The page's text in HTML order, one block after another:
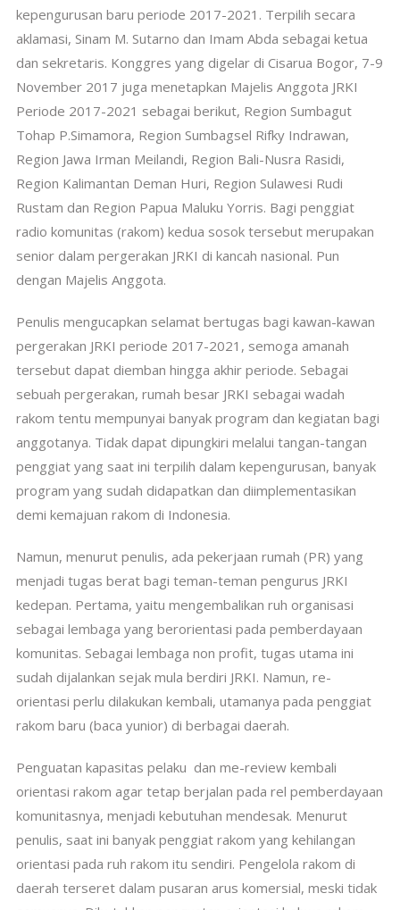
kepengurusan baru periode 2017-2021. Terpilih secara
aklamasi, Sinam M. Sutarno dan Imam Abda sebagai ketua
dan sekretaris. Konggres yang digelar di Cisarua Bogor, 7-9
November 2017 juga menetapkan Majelis Anggota JRKI
Periode 2017-2021 sebagai berikut, Region Sumbagut
Tohap P.Simamora, Region Sumbagsel Rifky Indrawan,
Region Jawa Irman Meilandi, Region Bali-Nusra Rasidi,
Region Kalimantan Deman Huri, Region Sulawesi Rudi
Rustam dan Region Papua Maluku Yorris. Bagi penggiat
radio komunitas (rakom) kedua sosok tersebut merupakan
senior dalam pergerakan JRKI di kancah nasional. Pun
dengan Majelis Anggota.
Penulis mengucapkan selamat bertugas bagi kawan-kawan
pergerakan JRKI periode 2017-2021, semoga amanah
tersebut dapat diemban hingga akhir periode. Sebagai
sebuah pergerakan, rumah besar JRKI sebagai wadah
rakom tentu mempunyai banyak program dan kegiatan bagi
anggotanya. Tidak dapat dipungkiri melalui tangan-tangan
penggiat yang saat ini terpilih dalam kepengurusan, banyak
program yang sudah didapatkan dan diimplementasikan
demi kemajuan rakom di Indonesia.
Namun, menurut penulis, ada pekerjaan rumah (PR) yang
menjadi tugas berat bagi teman-teman pengurus JRKI
kedepan. Pertama, yaitu mengembalikan ruh organisasi
sebagai lembaga yang berorientasi pada pemberdayaan
komunitas. Sebagai lembaga non profit, tugas utama ini
sudah dijalankan sejak mula berdiri JRKI. Namun, re-
orientasi perlu dilakukan kembali, utamanya pada penggiat
rakom baru (baca yunior) di berbagai daerah.
Penguatan kapasitas pelaku dan me-review kembali
orientasi rakom agar tetap berjalan pada rel pemberdayaan
komunitasnya, menjadi kebutuhan mendesak. Menurut
penulis, saat ini banyak penggiat rakom yang kehilangan
orientasi pada ruh rakom itu sendiri. Pengelola rakom di
daerah terseret dalam pusaran arus komersial, meski tidak